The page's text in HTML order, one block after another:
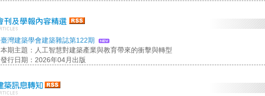
臺灣建築學會建築雜誌第122期
本期主題：人工智慧對建築產業與教育帶來的衝擊與轉型
發行日期：2026年04月出版